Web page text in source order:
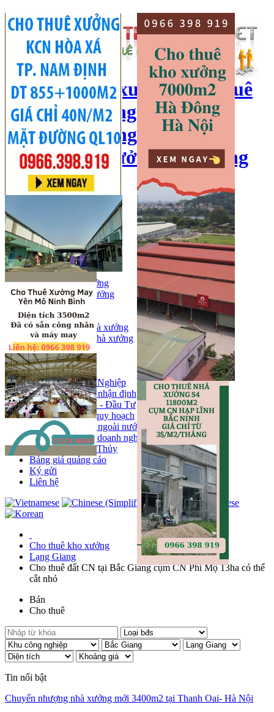
cho thuê kho xưởng, cho thuê
kho, kho xưởng hà nội, cho
thuê nhà xưởng, cho thuê
xưởng, kho xưởng hải dương
Hotline:0966 398 919
Đăng ký
Đăng tin bán/cho thuê
Trang chủ
Bán kho, nhà xưởng
Bán kho xưởng
Kho
Mặt bằng
Cho thuê kho, nhà xưởng
Cho thuê nhà xưởng
Kho
Mặt bằng
Tin tức
Khu Công Nghiệp
Phân tích - nhận định
Chính sách - Đầu Tư
Thông tin quy hoạch
Thị trường ngoài nước
Hoạt động doanh nghiẹp
Tin Phong Thủy
Bảng giá quảng cáo
Ký gửi
Liên hệ
Cho thuê kho xưởng
Lạng Giang
Cho thuê đất CN tại Bắc Giang cụm CN Phi Mộ 13ha có thể
cắt nhỏ
Bán
Cho thuê
Tin nổi bật
Chuyển nhượng nhà xưởng mới 3400m2 tại Thanh Oai- Hà Nội